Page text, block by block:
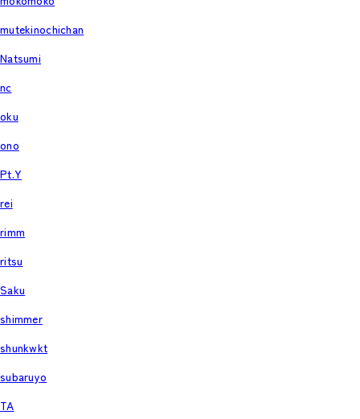
mutekinochichan
Natsumi
nc
oku
ono
Pt.Y
rei
rimm
ritsu
Saku
shimmer
shunkwkt
subaruyo
TA